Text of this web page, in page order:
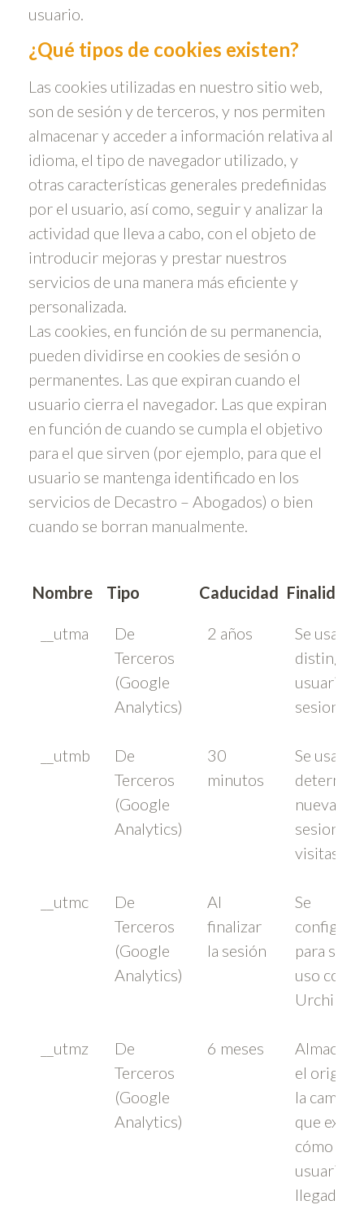
usuario.
¿Qué tipos de cookies existen?
Las cookies utilizadas en nuestro sitio web,
son de sesión y de terceros, y nos permiten
almacenar y acceder a información relativa al
idioma, el tipo de navegador utilizado, y
otras características generales predefinidas
por el usuario, así como, seguir y analizar la
actividad que lleva a cabo, con el objeto de
introducir mejoras y prestar nuestros
servicios de una manera más eficiente y
personalizada.
Las cookies, en función de su permanencia,
pueden dividirse en cookies de sesión o
permanentes. Las que expiran cuando el
usuario cierra el navegador. Las que expiran
en función de cuando se cumpla el objetivo
para el que sirven (por ejemplo, para que el
usuario se mantenga identificado en los
servicios de Decastro – Abogados) o bien
cuando se borran manualmente.
Nombre Tipo Caducidad Finalidad
__utma
De
Terceros
(Google
Analytics)
2 años
Se usa
distinguir
usuarios
sesiones.
__utmb
De
Terceros
(Google
Analytics)
30
minutos
Se usa
nuevas
sesiones
visitas
__utmc
De
Terceros
(Google
Analytics)
Al
finalizar
la sesión
Se
configura
para su
uso con
Urchin
__utmz
De
Terceros
(Google
Analytics)
6 meses
Almacena
el origen
la
que
cómo el
usuario
llegado